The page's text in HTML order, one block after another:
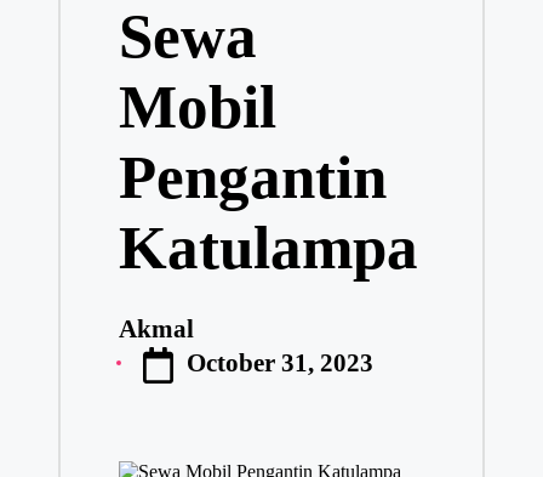
Sewa
Mobil
Pengantin
Katulampa
Posted
by
Akmal
October 31, 2023